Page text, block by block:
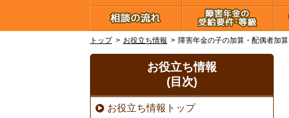
トップ お役立ち情報 障害年金の子の加算・配偶者加算
お役立ち情報
(目次)
お役立ち情報トップ